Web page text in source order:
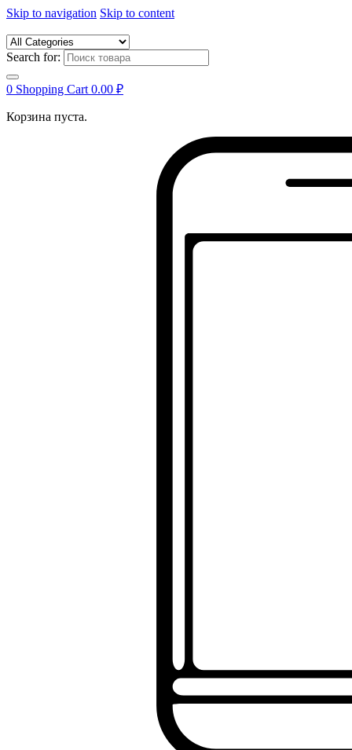
Skip to navigation Skip to content
Search for:
0 Shopping Cart 0.00 ₽
Корзина пуста.